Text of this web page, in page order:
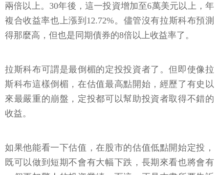
兩倍以上。30年後，這一投資增加至6萬美元以上，年
複合收益率也上漲到12.72%。儘管沒有拉斯科布預測
得那麼高，但也是同期債券的8倍以上收益率了。
拉斯科布可謂是最倒楣的定投投資者了。但即使像拉
斯科布這樣倒楣，在估值最高點開始，經歷了有史以
來最嚴重的崩盤，定投都可以幫助投資者取得不錯的
收益。
如果他能看一下估值，在股市的估值低點開始定投，
既可以做到短期不會有大幅下跌，長期來看也將會有